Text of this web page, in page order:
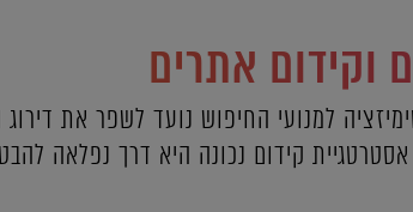
וקידום אתרים
למנועי החיפוש נועד לשפר את
קידום נכונה היא דרך נפלאה